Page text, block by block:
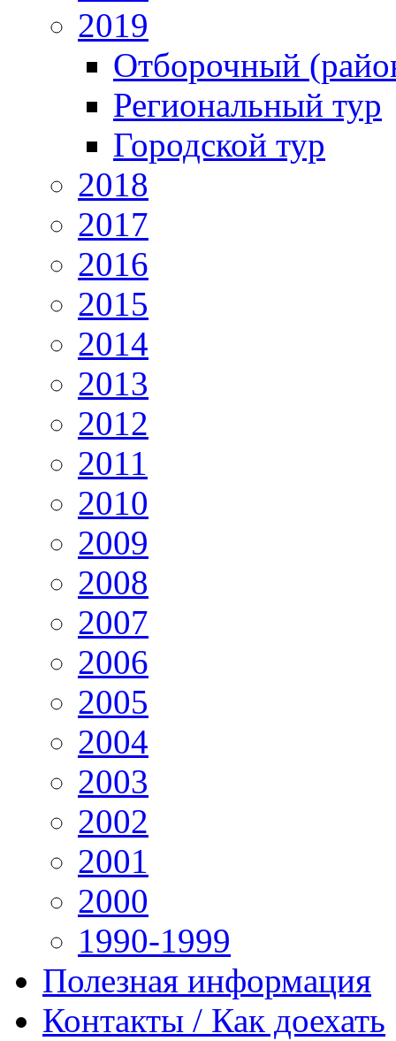
2019
Отборочный
Региональный тур
Городской тур
2018
2017
2016
2015
2014
2013
2012
2011
2010
2009
2008
2007
2006
2005
2004
2003
2002
2001
2000
1990-1999
Полезная информация
Контакты / Как доехать